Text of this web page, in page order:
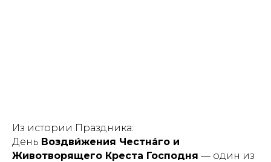
Из истории Праздника:
День Воздви́жения Честна́го и
Животворящего Креста Господня — один из